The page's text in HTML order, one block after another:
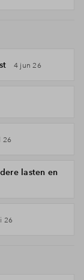
4 jun 26
26
lasten en
26